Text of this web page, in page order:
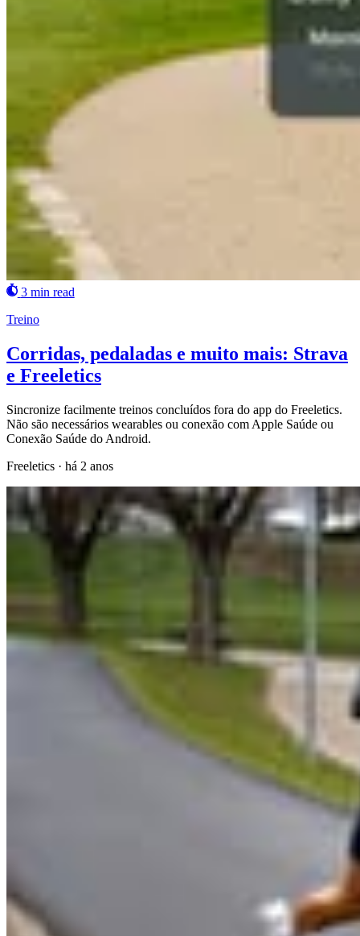
3 min read
Treino
Corridas, pedaladas e muito mais: Strava
e Freeletics
Sincronize facilmente treinos concluídos fora do app do Freeletics.
Não são necessários wearables ou conexão com Apple Saúde ou
Conexão Saúde do Android.
Freeletics · há 2 anos